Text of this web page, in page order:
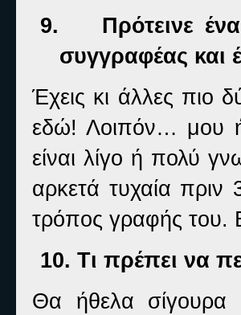
9.
Πρότεινε
συγγραφέας και
Έχεις κι άλλες πιο
εδώ! Λοιπόν… μου
είναι λίγο ή πολύ
αρκετά τυχαία
τρόπος γραφής του.
10. Τι πρέπει να
Θα ήθελα σίγουρα